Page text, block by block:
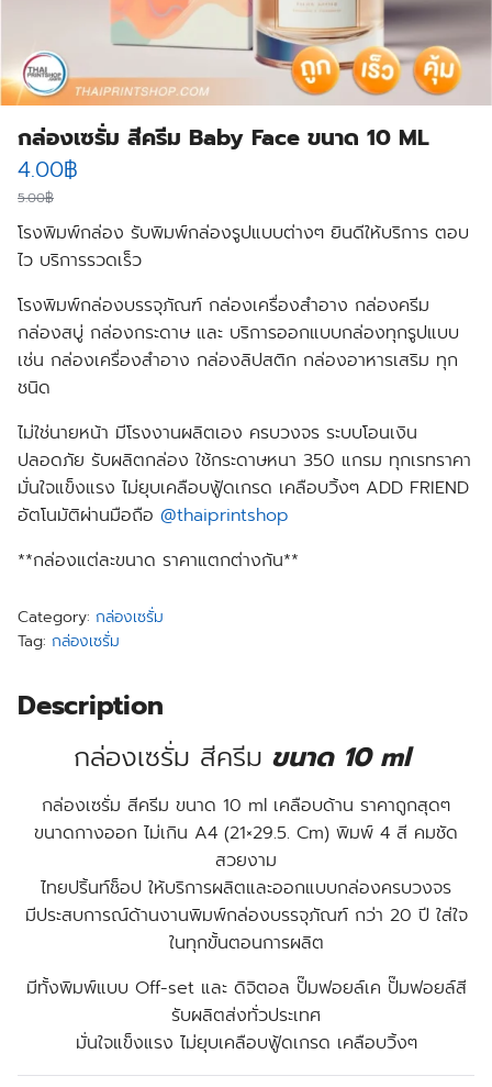
กล่องเซรั่ม สีครีม Baby Face ขนาด 10 ML
5.00฿
Original
price
was:
5.00฿.
4.00฿
is:
4.00฿.
โรงพิมพ์กล่อง รับพิมพ์กล่องรูปแบบต่างๆ ยินดีให้บริการ ตอบ
ไว บริการรวดเร็ว
โรงพิมพ์กล่องบรรจุภัณฑ์ กล่องเครื่องสําอาง กล่องครีม
กล่องสบู่ กล่องกระดาษ และ บริการออกแบบกล่องทุกรูปแบบ
เช่น กล่องเครื่องสำอาง กล่องลิปสติก กล่องอาหารเสริม ทุก
ชนิด
ไม่ใช่นายหน้า มีโรงงานผลิตเอง ครบวงจร ระบบโอนเงิน
ปลอดภัย รับผลิตกล่อง ใช้กระดาษหนา 350 แกรม ทุกเรทราคา
มั่นใจแข็งแรง ไม่ยุบเคลือบฟู้ดเกรด เคลือบวิ้งๆ ADD FRIEND
อัตโนมัติผ่านมือถือ @thaiprintshop
**กล่องแต่ละขนาด ราคาแตกต่างกัน**
Category: กล่องเซรั่ม
Tag: กล่องเซรั่ม
Description
กล่องเซรั่ม สีครีม ขนาด 10 ml
กล่องเซรั่ม สีครีม ขนาด 10 ml เคลือบด้าน ราคาถูกสุดๆ
ขนาดกางออก ไม่เกิน A4 (21×29.5. Cm) พิมพ์ 4 สี คมชัด
สวยงาม
ไทยปริ้นท์ช็อป ให้บริการผลิตและออกแบบกล่องครบวงจร
มีประสบการณ์ด้านงานพิมพ์กล่องบรรจุภัณฑ์ กว่า 20 ปี ใส่ใจ
ในทุกขั้นตอนการผลิต
มีทั้งพิมพ์แบบ Off-set และ ดิจิตอล ปั๊มฟอยล์เค ปั๊มฟอยล์สี
รับผลิตส่งทั่วประเทศ
มั่นใจแข็งแรง ไม่ยุบเคลือบฟู้ดเกรด เคลือบวิ้งๆ